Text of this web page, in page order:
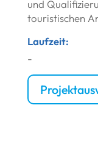
und
touristischen
Laufzeit:
-